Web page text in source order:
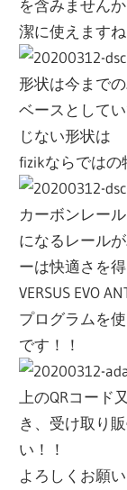
を含みません
潔に使えますね
形状は今まで
ベースとして
じない形状は
fizikならではの
カーボンレー
になるレール
ーは快適さを得
VERSUS EVO
プログラムを
です！！
上のQRコード
き、受け取り
い！！
よろしくお願